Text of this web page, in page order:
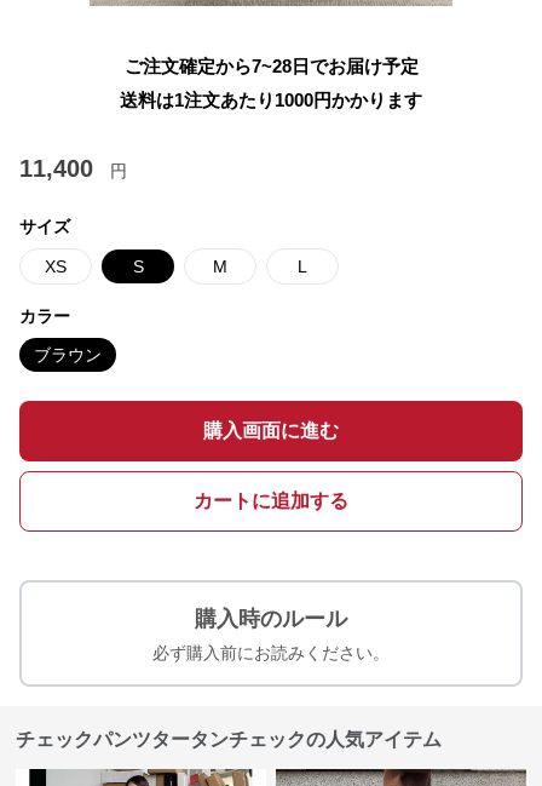
ご注文確定から7~28日でお届け予定
送料は1注文あたり 1000円かかります
11,400 円
サイズ
XS S M L
カラー
ブラウン
購入画面に進む
カートに追加する
購入時のルール
必ず購入前にお読みください。
チェックパンツタータンチェックの人気アイテム